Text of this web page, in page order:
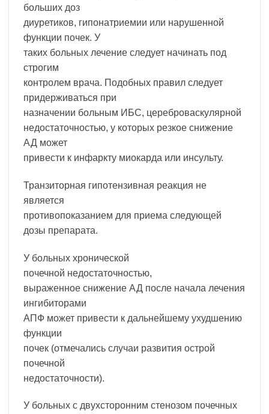
больших доз
диуретиков, гипонатриемии или нарушенной
функции почек. У
таких больных лечение следует начинать под
строгим
контролем врача. Подобных правил следует
придерживаться при
назначении больным ИБС, цереброваскулярной
недостаточностью, у которых резкое снижение
АД может
привести к инфаркту миокарда или инсульту.
Транзиторная гипотензивная реакция не
является
противопоказанием для приема следующей
дозы препарата.
У больных хронической
почечной недостаточностью,
выраженное снижение АД после начала лечения
ингибиторами
АПФ может привести к дальнейшему ухудшению
функции
почек (отмечались случаи развития острой
почечной
недостаточности).
У больных с двухсторонним стенозом почечных